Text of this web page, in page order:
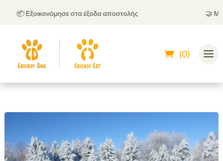
📦 Εξοικονόμησε στα έξοδα αποστολής
(0)